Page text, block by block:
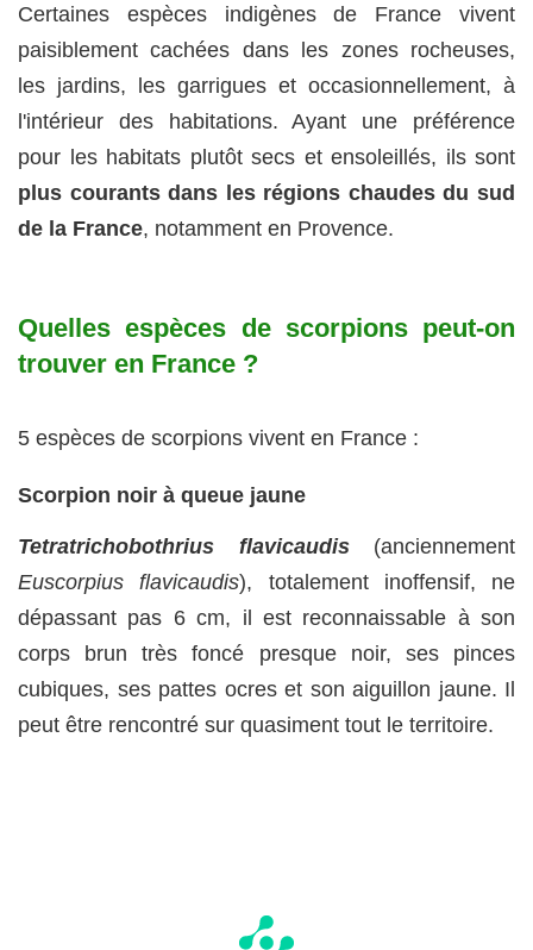
Certaines espèces indigènes de France vivent
paisiblement cachées dans les zones rocheuses,
les jardins, les garrigues et occasionnellement, à
l'intérieur des habitations. Ayant une préférence
pour les habitats plutôt secs et ensoleillés, ils sont
plus courants dans les régions chaudes du sud
de la France, notamment en Provence.
Quelles espèces de scorpions peut-on
trouver en France ?
5 espèces de scorpions vivent en France :
Scorpion noir à queue jaune
Tetratrichobothrius flavicaudis(anciennement
Euscorpius flavicaudis), totalement inoffensif, ne
dépassant pas 6 cm, il est reconnaissable à son
corps brun très foncé presque noir, ses pinces
cubiques, ses pattes ocres et son aiguillon jaune. Il
peut être rencontré sur quasiment tout le territoire.